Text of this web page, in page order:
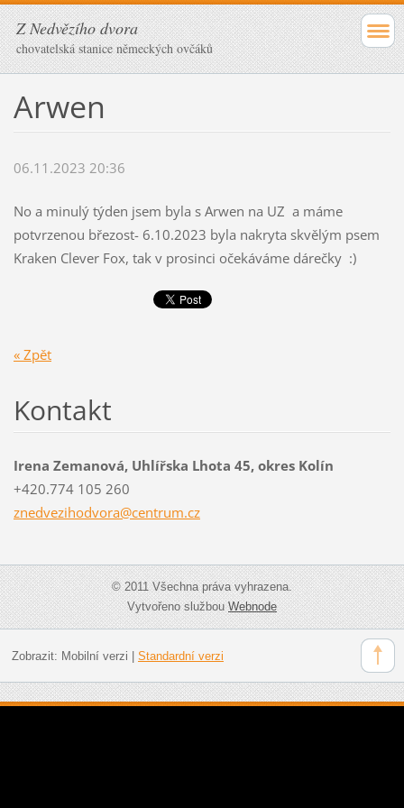
Z Nedvězího dvora
chovatelská stanice německých ovčáků
Arwen
06.11.2023 20:36
No a minulý týden jsem byla s Arwen na UZ a máme
potvrzenou březost- 6.10.2023 byla nakryta skvělým psem
Kraken Clever Fox, tak v prosinci očekáváme dárečky :)
« Zpět
Kontakt
Irena Zemanová, Uhlířska Lhota 45, okres Kolín
+420.774 105 260
znedvezihodvora@centrum.cz
© 2011 Všechna práva vyhrazena.
Vytvořeno službouWebnode
Zobrazit: Mobilní verzi Standardní verzi